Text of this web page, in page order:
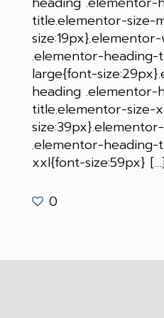
title.elementor-size-
.elementor-
large{font-
heading .elementor-
title.elementor-size-
.elementor-
xxl{font-size:59px}
0